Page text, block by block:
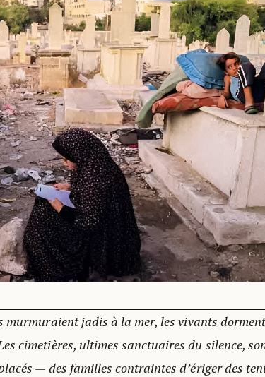
murmuraient jadis à la mer, les vivants dorment
cimetières, ultimes sanctuaires du silence,
— des familles contraintes d’ériger des